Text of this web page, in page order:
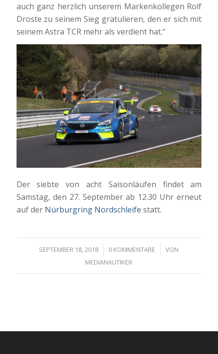
auch ganz herzlich unserem Markenkollegen Rolf
Droste zu seinem Sieg gratulieren, den er sich mit
seinem Astra TCR mehr als verdient hat.“
Der siebte von acht Saisonläufen findet am
Samstag, den 27. September ab 12.30 Uhr erneut
auf der Nürburgring Nordschleife statt.
SEPTEMBER 18, 2018
/ 0 KOMMENTARE
/
VON
MEDIANAUTIKER